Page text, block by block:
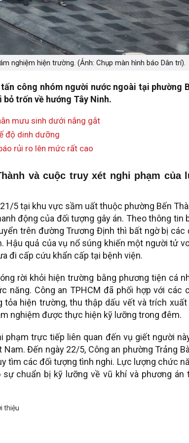
nghiệm hiện trường. (Ảnh: Chụp màn hình báo Dân trí).
công nhóm người nước ngoài tại phường
trốn về hướng Tây Ninh.
mưu sinh dưới nắng gắt
độ dinh dưỡng
rủi ro lên mức rất cao
và cuộc truy xét nghi phạm của
5 tại khu vực sầm uất thuộc phường Bến
động của đối tượng gây án. Theo thông tin
trên đường Trương Định thì bất ngờ bị các
quả của vụ nổ súng khiến một người tử
đi cấp cứu khẩn cấp tại bệnh viện.
rời khỏi hiện trường bằng phương tiện cá
Công an TPHCM đã phối hợp với các
tỏa hiện trường, thu thập dấu vết và trích
nghiệm được thực hiện kỹ lưỡng trong đêm.
phạm trực tiếp liên quan đến vụ giết người
Đến ngày 22/5, Công an phường Trảng
tìm các đối tượng tình nghi. Lực lượng chức
chuẩn bị kỹ lưỡng về vũ khí và phương án